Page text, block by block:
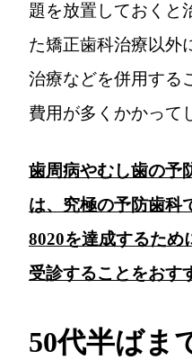
題を放置しておくと
た矯正歯科治療以外
治療などを併用する
費用が多くかかって
歯周病やむし歯の予
は、究極の予防歯科
8020を達成するため
受診することをおす
50代半ばま